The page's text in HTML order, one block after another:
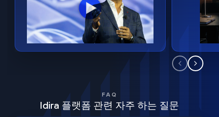
FAQ
Idira 플랫폼 관련 자주 하는 질문